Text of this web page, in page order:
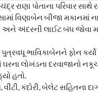
રાણા પોતાના પરિવાર
વિણાબેન બીજા મકાનમાં
અને અંદરની લાઈટ બંધ
ભાવિકાબેનને ફોન
લોખંડના દરવાજાનો
હતો.
વીંટી, કંદોરી, બેલેટ